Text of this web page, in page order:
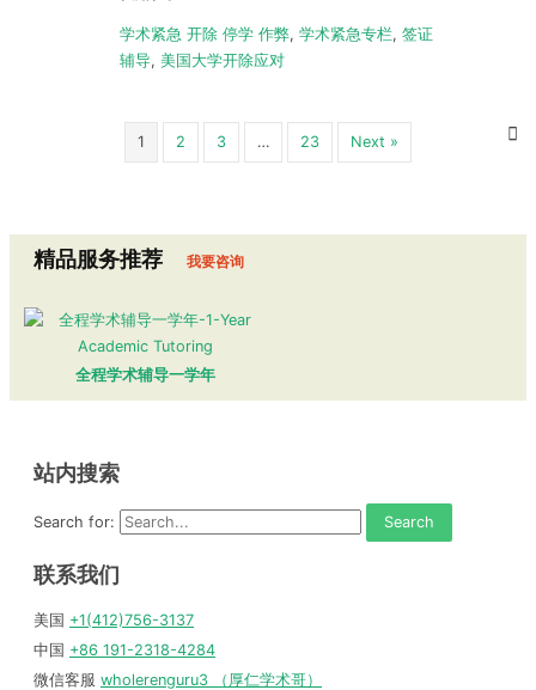
学术紧急 开除 停学 作弊, 学术紧急专栏, 签证
辅导, 美国大学开除应对
1 2 3 … 23 Next »
精品服务推荐 我要咨询
全程学术辅导一学年
站内搜索
Search for:
联系我们
美国 +1(412)756-3137
中国 +86 191-2318-4284
微信客服 wholerenguru3 （厚仁学术哥）